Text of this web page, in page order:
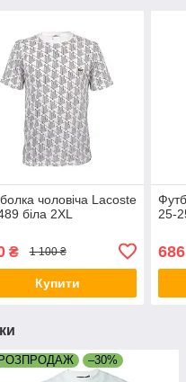
чоловіча Lacoste
біла 2XL
₴ 1 100 ₴
Купити
25-
686
РОЗПРОДАЖ –30%